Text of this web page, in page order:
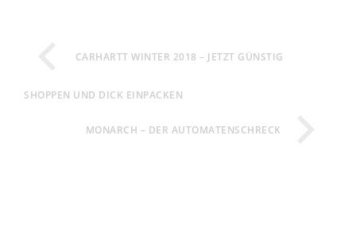
CARHARTT WINTER 2018 – JETZT GÜNSTIG
SHOPPEN UND DICK EINPACKEN
MONARCH – DER AUTOMATENSCHRECK